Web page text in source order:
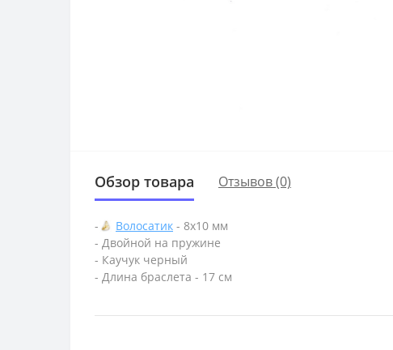
Обзор товара Отзывов (0)
- Волосатик - 8х10 мм
- Двойной на пружине
- Каучук черный
- Длина браслета - 17 см